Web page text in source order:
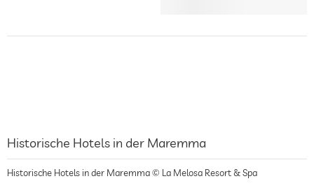
Historische Hotels in der Maremma
Historische Hotels in der Maremma © La Melosa Resort & Spa